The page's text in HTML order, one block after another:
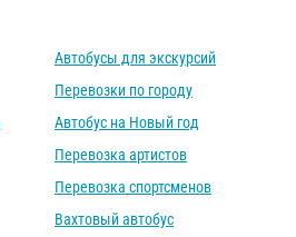
Автобусы для экскурсий
Перевозки по городу
Автобус на Новый год
Перевозка артистов
Перевозка спортсменов
Вахтовый автобус